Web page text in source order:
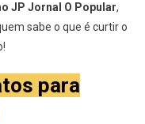
JP Jornal O Popular,
sabe o que é curtir o
para